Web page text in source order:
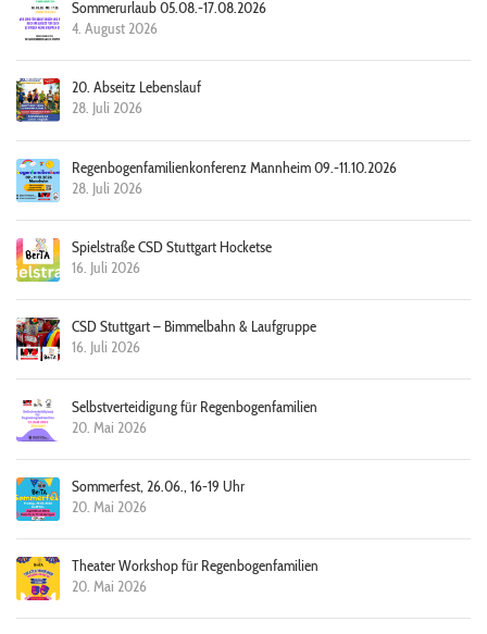
Sommerurlaub 05.08.-17.08.2026
4. August 2026
20. Abseitz Lebenslauf
28. Juli 2026
Regenbogenfamilienkonferenz Mannheim 09.-11.10.2026
28. Juli 2026
Spielstraße CSD Stuttgart Hocketse
16. Juli 2026
CSD Stuttgart – Bimmelbahn & Laufgruppe
16. Juli 2026
Selbstverteidigung für Regenbogenfamilien
20. Mai 2026
Sommerfest, 26.06., 16-19 Uhr
20. Mai 2026
Theater Workshop für Regenbogenfamilien
20. Mai 2026